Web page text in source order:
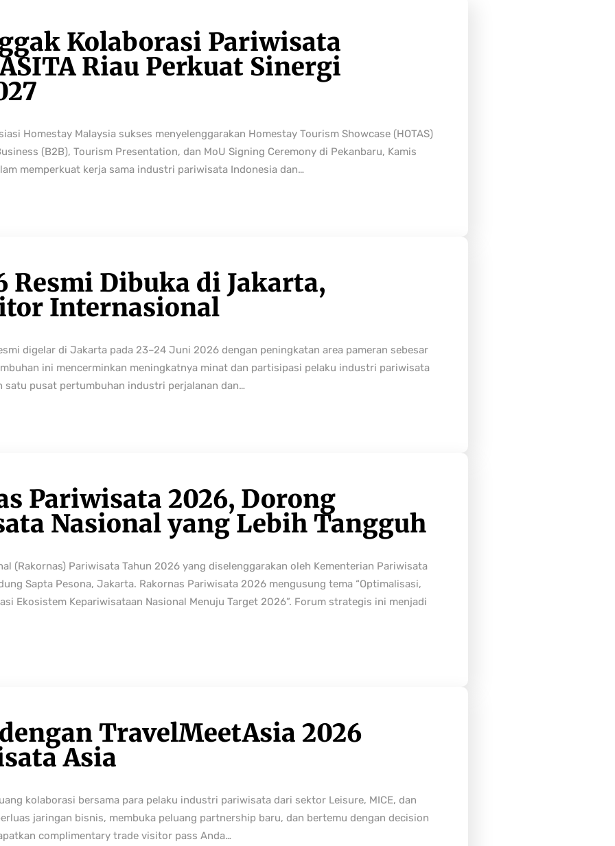
Kolaborasi Pariwisata
Riau Perkuat Sinergi
Homestay Malaysia sukses menyelenggarakan Homestay Tourism Showcase (HOTAS)
(B2B), Tourism Presentation, dan MoU Signing Ceremony di Pekanbaru, Kamis
memperkuat kerja sama industri pariwisata Indonesia dan…
Resmi Dibuka di Jakarta,
Internasional
digelar di Jakarta pada 23–24 Juni 2026 dengan peningkatan area pameran sebesar
ini mencerminkan meningkatnya minat dan partisipasi pelaku industri pariwisata
satu pusat pertumbuhan industri perjalanan dan…
Pariwisata 2026, Dorong
Nasional yang Lebih Tangguh
(Rakornas) Pariwisata Tahun 2026 yang diselenggarakan oleh Kementerian Pariwisata
Sapta Pesona, Jakarta. Rakornas Pariwisata 2026 mengusung tema “Optimalisasi,
Ekosistem Kepariwisataan Nasional Menuju Target 2026”. Forum strategis ini menjadi
TravelMeetAsia 2026
Asia
kolaborasi bersama para pelaku industri pariwisata dari sektor Leisure, MICE, dan
jaringan bisnis, membuka peluang partnership baru, dan bertemu dengan decision
complimentary trade visitor pass Anda…